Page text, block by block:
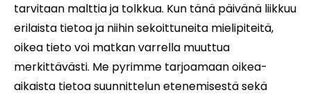
tarvitaan malttia ja tolkkua. Kun tänä päivänä liikkuu
erilaista tietoa ja niihin sekoittuneita mielipiteitä,
oikea tieto voi matkan varrella muuttua
merkittävästi. Me pyrimme tarjoamaan oikea-
aikaista tietoa suunnittelun etenemisestä sekä